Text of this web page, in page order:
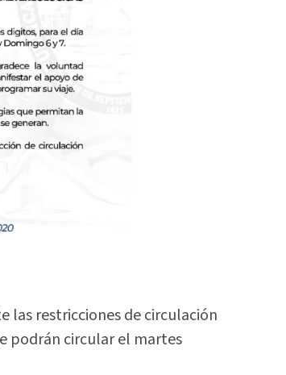
restricciones de circulación
podrán circular el martes